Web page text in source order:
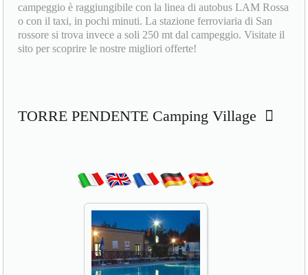
campeggio è raggiungibile con la linea di autobus LAM Rossa
o con il taxi, in pochi minuti. La stazione ferroviaria di San
rossore si trova invece a soli 250 mt dal campeggio. Visitate il
sito per scoprire le nostre migliori offerte!
TORRE PENDENTE Camping Village